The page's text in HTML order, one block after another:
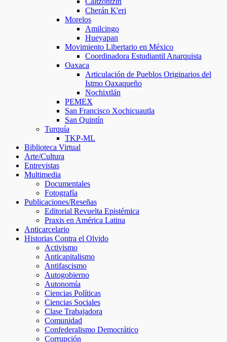
Cherán K'eri
Morelos
Amilcingo
Hueyapan
Movimiento Libertario en México
Coordinadora Estudiantil Anarquista
Oaxaca
Articulación de Pueblos Originarios del
Istmo Oaxaqueño
Nochixtlán
PEMEX
San Francisco Xochicuautla
San Quintín
Turquía
TKP-ML
Biblioteca Virtual
Arte/Cultura
Entrevistas
Multimedia
Documentales
Fotografía
Publicaciones/Reseñas
Editorial Revuelta Epistémica
Praxis en América Latina
Anticarcelario
Historias Contra el Olvido
Activismo
Anticapitalismo
Antifascismo
Autogobierno
Autonomía
Ciencias Políticas
Ciencias Sociales
Clase Trabajadora
Comunidad
Confederalismo Democrático
Corrupción